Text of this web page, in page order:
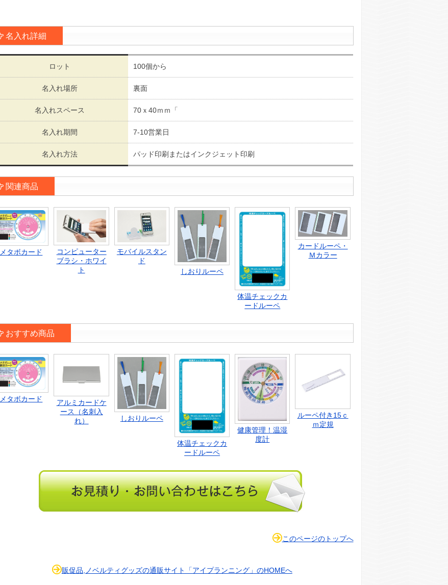
名入れ詳細
ロット 100個から
名入れ場所 裏面
名入れスペース 70ｘ40ｍｍ「
名入れ期間 7-10営業日
名入れ方法 パッド印刷またはインクジェット印刷
関連商品
メタボカード
コンピューター
ブラシ・ホワイ
ト
モバイルスタン
ド
しおりルーペ
体温チェックカ
ードルーペ
カードルーペ・
Ｍカラー
おすすめ商品
メタボカード
アルミカードケ
ース（名刺入
れ）
しおりルーペ
体温チェックカ
ードルーペ
健康管理！温湿
度計
ルーペ付き15ｃ
ｍ定規
このページのトップへ
販促品,ノベルティグッズの通販サイト「アイプランニング」のHOMEへ